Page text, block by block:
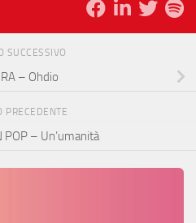
SUCCESSIVO
– Ohdio
PRECEDENTE
POP – Un’umanità